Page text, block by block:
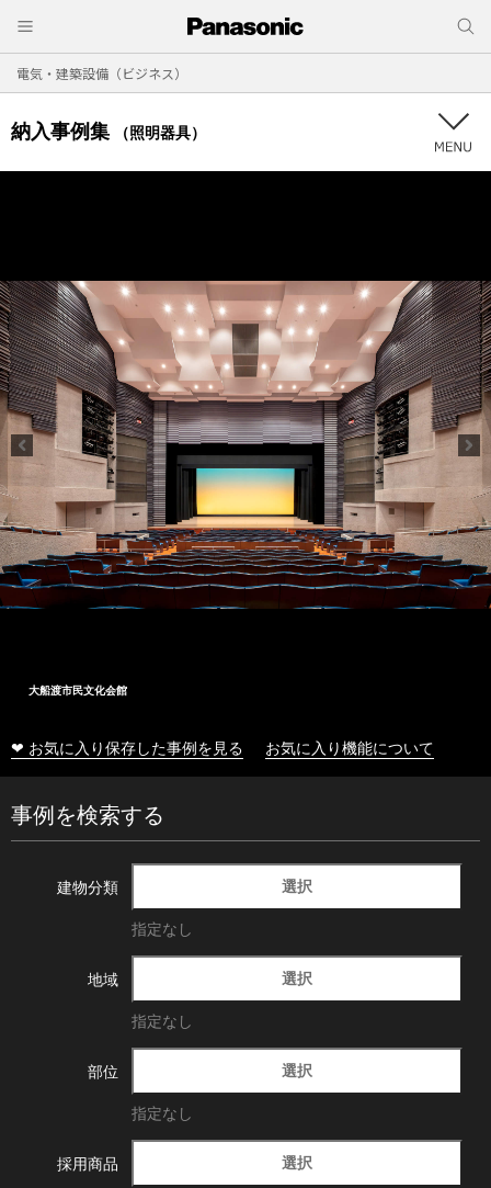
電気・建築設備（ビジネス）
納入事例集 （照明器具）
大船渡市民文化会館
❤ お気に入り保存した事例を見る お気に入り機能について
事例を検索する
建物分類 選択
指定なし
地域 選択
指定なし
部位 選択
指定なし
採用商品 選択